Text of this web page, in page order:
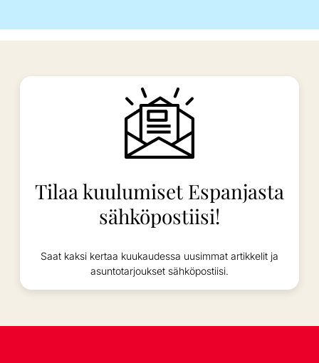
Tilaa kuulumiset Espanjasta
sähköpostiisi!
Saat kaksi kertaa kuukaudessa uusimmat artikkelit ja
asuntotarjoukset sähköpostiisi.